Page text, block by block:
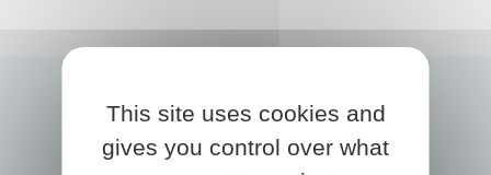
This site uses cookies and
gives you control over what